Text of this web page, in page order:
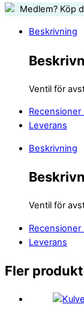
Medlem? Köp
Beskrivning
Ventil för
Recensioner
Leverans
Beskrivning
Ventil för
Recensioner
Leverans
Fler